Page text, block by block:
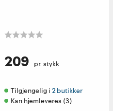
209 pr. stykk
Tilgjengelig i 2 butikker
Kan hjemleveres (3)